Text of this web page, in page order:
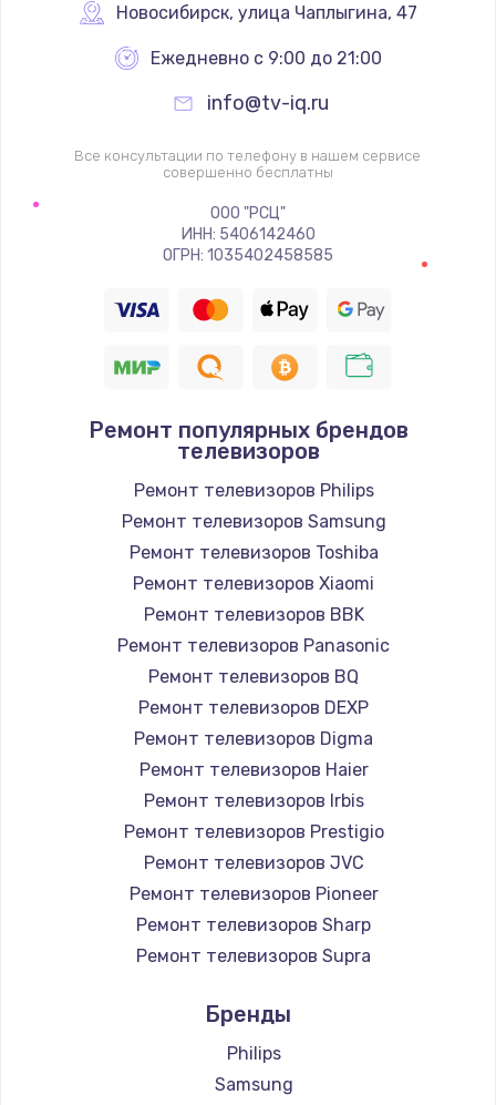
Заказать
1400 руб.
Заказать
Восстановление цепи питания, пайка
880 руб.
390 руб.
Замена Bluetooth/Wi-Fi модуля
800 руб.
Замена картридера
Заказать
Замена микросхемы NFC
1100 руб.
Заказать
Замена шим-контроллера
3900 руб.
Заказать
1030 руб.
Заказать
Новосибирск, улица Чаплыгина, 47
Ежедневно с 9:00 до 21:00
info@tv-iq.ru
Все консультации по телефону в нашем сервисе
совершенно бесплатны
ООО "РСЦ"
ИНН: 5406142460
ОГРН: 1035402458585
Ремонт популярных брендов
телевизоров
Ремонт телевизоров Philips
Ремонт телевизоров Samsung
Ремонт телевизоров Toshiba
Ремонт телевизоров Xiaomi
Ремонт телевизоров BBK
Ремонт телевизоров Panasonic
Ремонт телевизоров BQ
Ремонт телевизоров DEXP
Ремонт телевизоров Digma
Ремонт телевизоров Haier
Ремонт телевизоров Irbis
Ремонт телевизоров Prestigio
Ремонт телевизоров JVC
Ремонт телевизоров Pioneer
Ремонт телевизоров Sharp
Ремонт телевизоров Supra
Ремонт телевизоров Hisense
Ремонт телевизоров Daewoo
Ремонт телевизоров Centek
Бренды
Philips
Samsung